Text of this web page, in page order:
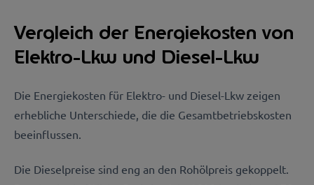
Vergleich der Energiekosten von
Elektro-Lkw und Diesel-Lkw
Die Energiekosten für Elektro- und Diesel-Lkw zeigen
erhebliche Unterschiede, die die Gesamtbetriebskosten
beeinflussen.
Die Dieselpreise sind eng an den Rohölpreis gekoppelt.